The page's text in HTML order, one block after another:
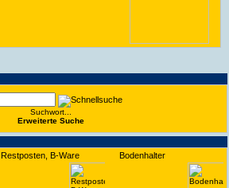
Suchwort...
Erwei­terte Suche
Restposten, B-Ware Bodenhalter